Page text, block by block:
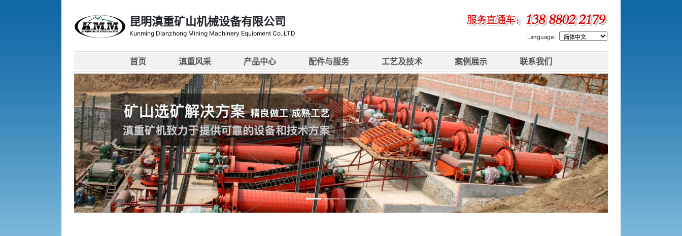
昆明滇重矿山机械设备有限公司
Kunming Dianzhong Mining Machinery Equipment Co.,LTD
Language:
首页 滇重风采 产品中心 配件与服务 工艺及技术 案例展示 联系我们
上一张 下一张